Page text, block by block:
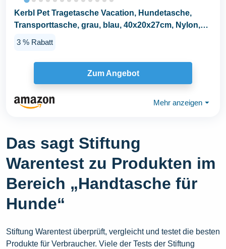
Kerbl Pet Tragetasche Vacation, Hundetasche,
Transporttasche, grau, blau, 40x20x27cm, Nylon,
3 % Rabatt
Zum Angebot
Mehr anzeigen ⏷
Das sagt Stiftung
Warentest zu Produkten im
Bereich „Handtasche für
Hunde“
Stiftung Warentest überprüft, vergleicht und testet die besten
Produkte für Verbraucher. Viele der Tests der Stiftung